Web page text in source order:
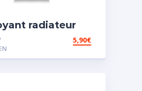
radiateur
5,90€